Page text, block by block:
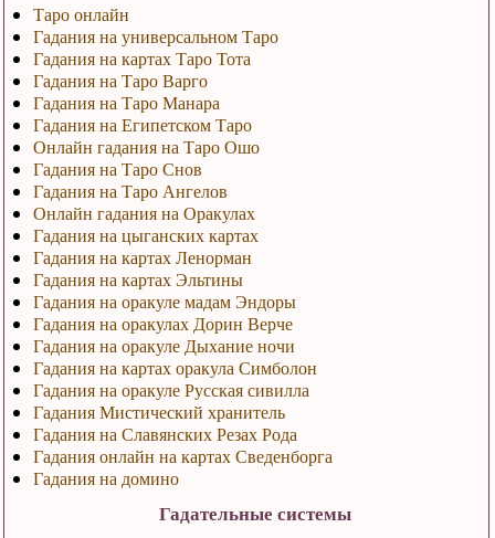
Таро онлайн
Гадания на универсальном Таро
Гадания на картах Таро Тота
Гадания на Таро Варго
Гадания на Таро Манара
Гадания на Египетском Таро
Онлайн гадания на Таро Ошо
Гадания на Таро Снов
Гадания на Таро Ангелов
Онлайн гадания на Оракулах
Гадания на цыганских картах
Гадания на картах Ленорман
Гадания на картах Эльтины
Гадания на оракуле мадам Эндоры
Гадания на оракулах Дорин Верче
Гадания на оракуле Дыхание ночи
Гадания на картах оракула Симболон
Гадания на оракуле Русская сивилла
Гадания Мистический хранитель
Гадания на Славянских Резах Рода
Гадания онлайн на картах Сведенборга
Гадания на домино
Гадательные системы